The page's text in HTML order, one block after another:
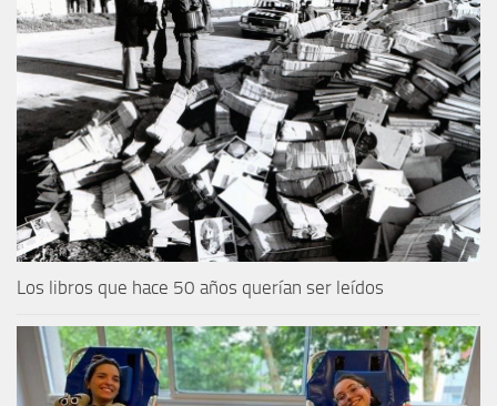
Los libros que hace 50 años querían ser leídos